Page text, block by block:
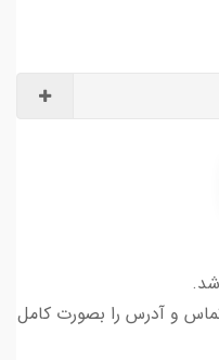
و آدرس را بصورت کامل